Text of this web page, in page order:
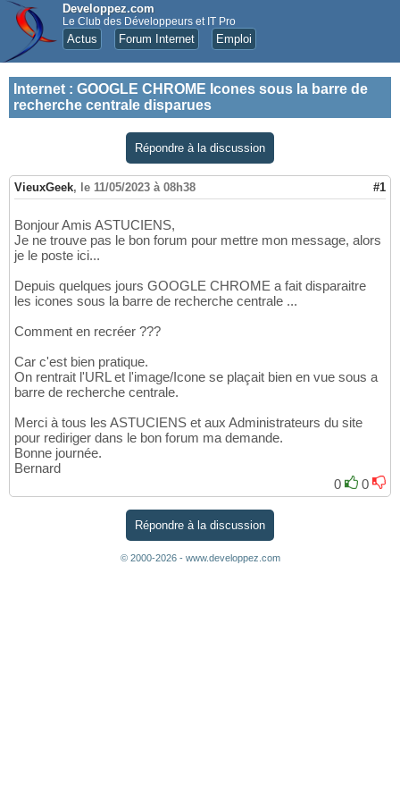
Developpez.com
Le Club des Développeurs et IT Pro
Actus Forum Internet Emploi
Internet : GOOGLE CHROME Icones sous la barre de
recherche centrale disparues
Répondre à la discussion
VieuxGeek, le 11/05/2023 à 08h38 #1
Bonjour Amis ASTUCIENS,
Je ne trouve pas le bon forum pour mettre mon message, alors
je le poste ici...
Depuis quelques jours GOOGLE CHROME a fait disparaitre
les icones sous la barre de recherche centrale ...
Comment en recréer ???
Car c'est bien pratique.
On rentrait l'URL et l'image/Icone se plaçait bien en vue sous a
barre de recherche centrale.
Merci à tous les ASTUCIENS et aux Administrateurs du site
pour rediriger dans le bon forum ma demande.
Bonne journée.
Bernard
0
0
Répondre à la discussion
© 2000-2026 - www.developpez.com